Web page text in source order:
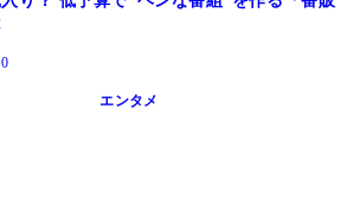
エンタメ